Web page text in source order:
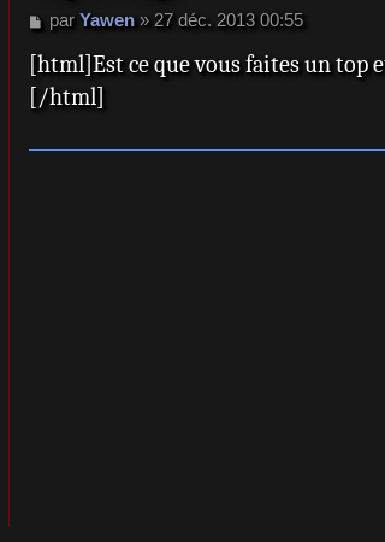
M
s
s
a
e
par Yawen» 27 déc. 2013 00:55
[html]Est ce que vous faites un top
[/html]